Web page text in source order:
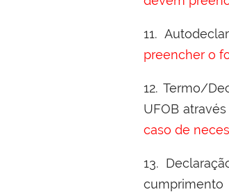
11.
preencher o
12. Termo/
UFOB
caso de
13.